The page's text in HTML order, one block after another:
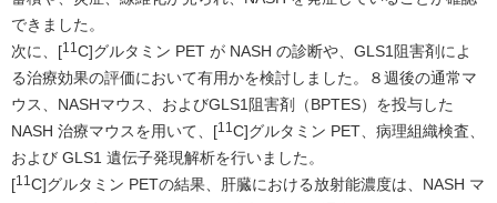
できました。
次に、[11C]グルタミン PET が NASH の診断や、GLS1阻害剤によ
る治療効果の評価において有用かを検討しました。８週後の通常マ
ウス、NASHマウス、およびGLS1阻害剤（BPTES）を投与した
NASH 治療マウスを用いて、[11C]グルタミン PET、病理組織検査、
および GLS1 遺伝子発現解析を行いました。
[11C]グルタミン PETの結果、肝臓における放射能濃度は、NASH マ